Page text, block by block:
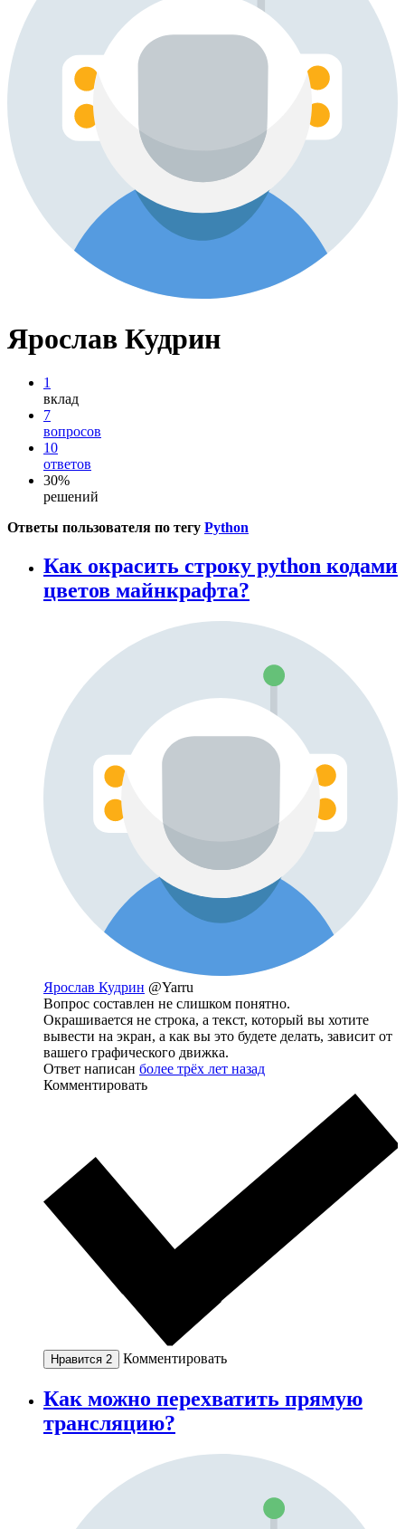
Ярослав Кудрин
1
вклад
7
вопросов
10
ответов
30%
решений
Ответы пользователя по тегу Python
Как окрасить строку python кодами
цветов майнкрафта?
Ярослав Кудрин @Yarru
Вопрос составлен не слишком понятно.
Окрашивается не строка, а текст, который вы хотите
вывести на экран, а как вы это будете делать, зависит от
вашего графического движка.
Ответ написан более трёх лет назад
Комментировать
Нравится 2 Комментировать
Как можно перехватить прямую
трансляцию?